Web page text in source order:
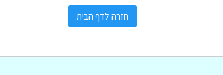
חזרה לדף הבית